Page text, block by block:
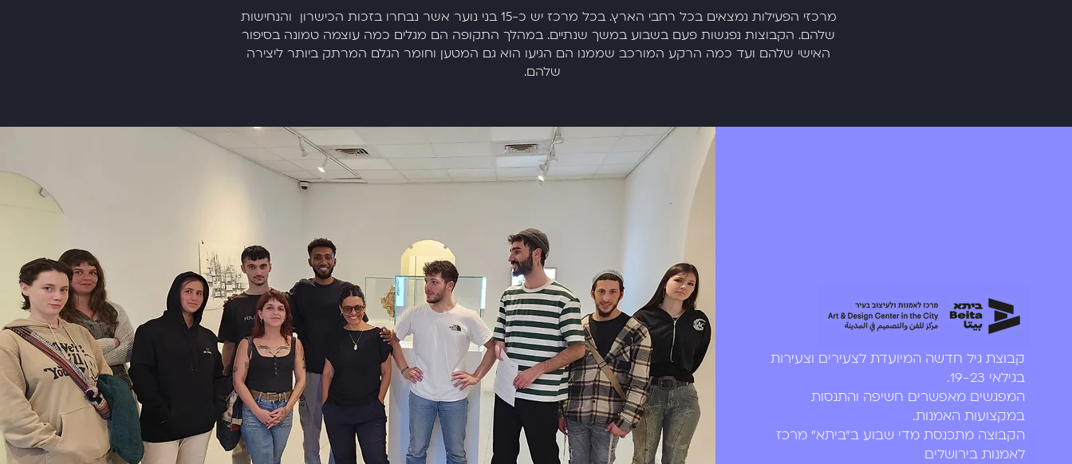
מרכזי הפעילות נמצאים בכל רחבי הארץ. בכל מרכז יש כ-15 בני נוער אשר נבחרו בזכות הכישרון והנחישות
שלהם. הקבוצות נפגשות פעם בשבוע במשך שנתיים. במהלך התקופה הם מגלים כמה עוצמה טמונה בסיפור
האישי שלהם ועד כמה הרקע המורכב שממנו הם הגיעו הוא גם המטען וחומר הגלם המרתק ביותר ליצירה
שלהם.
קבוצת גיל חדשה המיועדת לצעירים וצעירות
בגילאי 19-23.
המפגשים מאפשרים חשיפה והתנסות
במקצועות האמנות.
הקבוצה מתכנסת מדי שבוע ב"ביתא" מרכז
לאמנות בירושלים